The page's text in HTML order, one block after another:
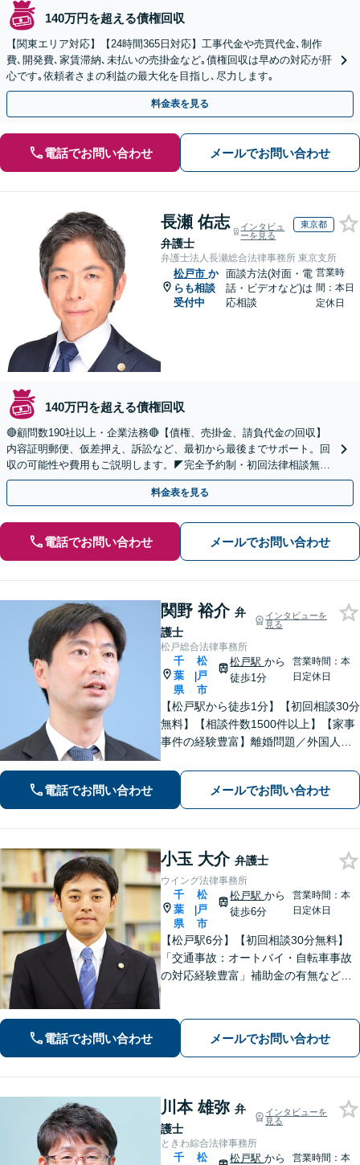
140万円を超える債権回収
【関東エリア対応】【24時間365日対応】工事代金や売買代金､制作
費､開発費､家賃滞納､未払いの売掛金など｡債権回収は早めの対応が肝
心です｡依頼者さまの利益の最大化を目指し､尽力します｡
料金表を見る
電話でお問い合わせ メールでお問い合わせ
長瀬 佑志
弁護士
インタビュ
ーを見る
東京都
弁護士法人長瀬総合法律事務所 東京支所
松戸市 か
らも相談
受付中
面談方法(対面・電
話・ビデオなど)は
応相談
営業時
間：本日
定休日
140万円を超える債権回収
🔴顧問数190社以上・企業法務🔴【債権、売掛金、請負代金の回収】
内容証明郵便、仮差押え、訴訟など、最初から最後までサポート。回
収の可能性や費用もご説明します。◤完全予約制・初回法律相談無料
◢
料金表を見る
電話でお問い合わせ メールでお問い合わせ
関野 裕介 弁
護士
インタビューを
見る
松戸総合法律事務所
千
葉
県
|
松
戸
市
松戸駅から
徒歩1分
営業時間：本
日定休日
【松戸駅から徒歩1分】【初回相談30分
無料】【相談件数1500件以上】【家事
事件の経験豊富】離婚問題／外国人問
頼者に寄り添うスタイルに定評あり。
「解決後の生活から考える」がモット
ー。
電話でお問い合わせ メールでお問い合わせ
小玉 大介 弁護士
ウイング法律事務所
千
葉
県
|
松
戸
市
松戸駅から
徒歩6分
営業時間：本
日定休日
【松戸駅6分】【初回相談30分無料】
「交通事故：オートバイ・自転車事故
の対応経験豊富」補助金の有無など、
業詐欺による被害など、複雑な事情を
抱えた借金問題について豊富な解決実
電話でお問い合わせ メールでお問い合わせ
川本 雄弥 弁
護士
インタビューを
見る
ときわ綜合法律事務所
千
松
松戸駅から
営業時間：本